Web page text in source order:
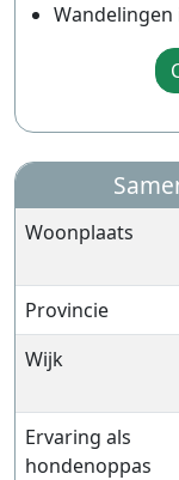
Wandelingen
Woonplaats
Provincie
Wijk
Ervaring als
hondenoppas